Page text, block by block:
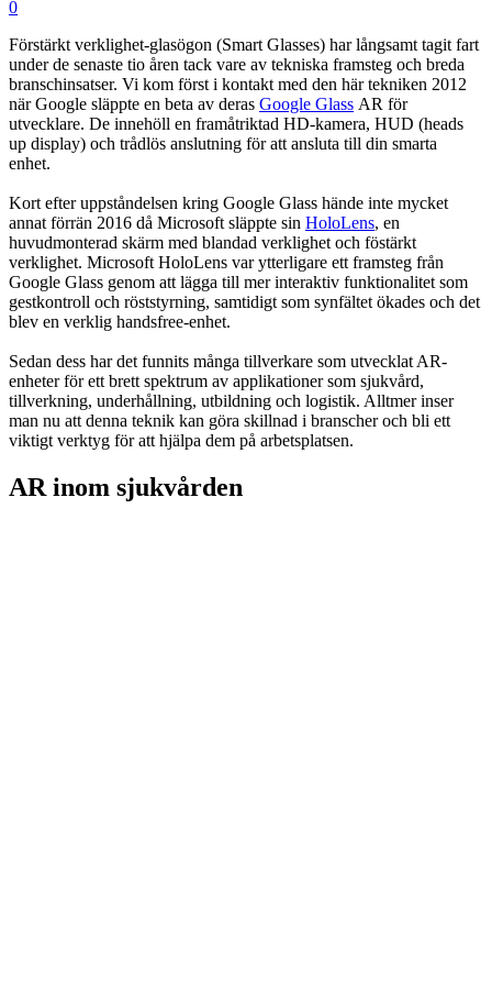
0
Förstärkt verklighet-glasögon (Smart Glasses) har långsamt tagit fart
under de senaste tio åren tack vare av tekniska framsteg och breda
branschinsatser. Vi kom först i kontakt med den här tekniken 2012
när Google släppte en beta av deras Google Glass AR för
utvecklare. De innehöll en framåtriktad HD-kamera, HUD (heads
up display) och trådlös anslutning för att ansluta till din smarta
enhet.
Kort efter uppståndelsen kring Google Glass hände inte mycket
annat förrän 2016 då Microsoft släppte sin HoloLens, en
huvudmonterad skärm med blandad verklighet och föstärkt
verklighet. Microsoft HoloLens var ytterligare ett framsteg från
Google Glass genom att lägga till mer interaktiv funktionalitet som
gestkontroll och röststyrning, samtidigt som synfältet ökades och det
blev en verklig handsfree-enhet.
Sedan dess har det funnits många tillverkare som utvecklat AR-
enheter för ett brett spektrum av applikationer som sjukvård,
tillverkning, underhållning, utbildning och logistik. Alltmer inser
man nu att denna teknik kan göra skillnad i branscher och bli ett
viktigt verktyg för att hjälpa dem på arbetsplatsen.
AR inom sjukvården